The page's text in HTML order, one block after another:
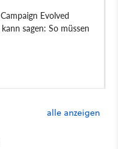
alle anzeigen